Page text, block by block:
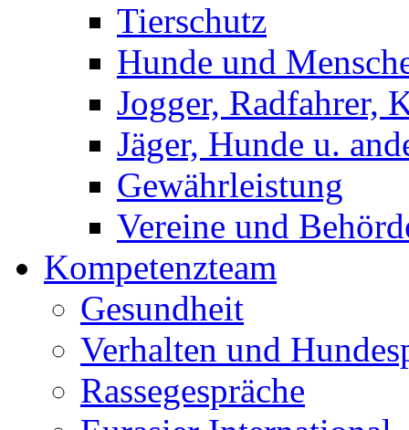
Tierschutz
Hunde und
Jogger, Radfahrer,
Jäger, Hunde u.
Gewährleistung
Vereine und
Kompetenzteam
Gesundheit
Verhalten und
Rassegespräche